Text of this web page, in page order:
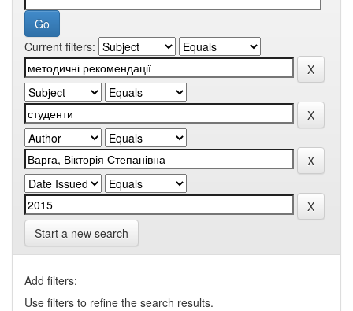
Current filters:
Start a new search
Add filters:
Use filters to refine the search results.